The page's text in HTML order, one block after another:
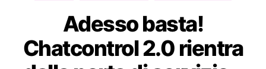
Adesso basta!
Chatcontrol 2.0 rientra